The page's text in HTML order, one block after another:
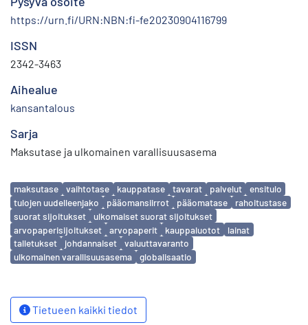
https://urn.fi/URN:NBN:fi-fe20230904116799
ISSN
2342-3463
Aihealue
kansantalous
Sarja
Maksutase ja ulkomainen varallisuusasema
Avainsanat
maksutase vaihtotase kauppatase tavarat palvelut
ensitulo
tulojen uudelleenjako
pääomansiirrot pääomatase
rahoitustase
suorat sijoitukset
ulkomaiset suorat sijoitukset
arvopaperisijoitukset
arvopaperit kauppaluotot
lainat
talletukset
johdannaiset
valuuttavaranto
ulkomainen varallisuusasema
globalisaatio
Tietueen kaikki tiedot